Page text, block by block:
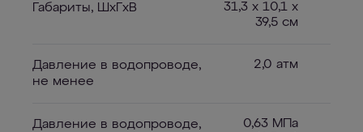
Габариты, ШxГxВ
31,3 х 10,1 х
39,5 см
Давление в водопроводе,
не менее
2,0 атм
Давление в водопроводе,
0,63 МПа